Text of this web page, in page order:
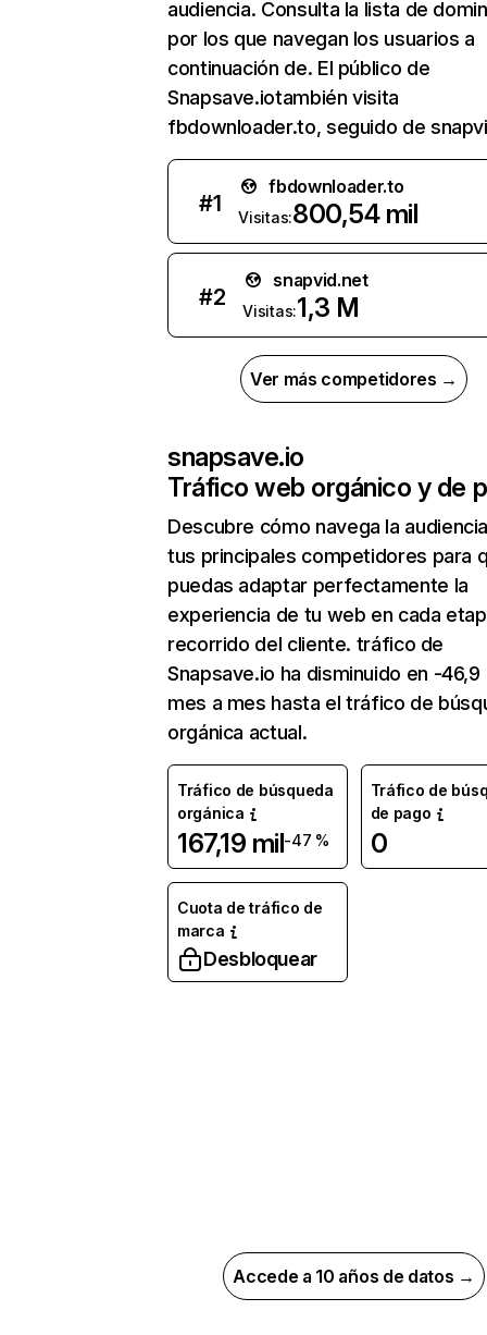
audiencia. Consulta la lista de
por los que navegan los usuarios a
continuación de. El público de
Snapsave.iotambién visita
fbdownloader.to, seguido de
#1
fbdownloader.to
Visitas:800,54 mil
#2
snapvid.net
Visitas:1,3 M
Ver más competidores →
snapsave.io
Tráfico web orgánico y de
Descubre cómo navega la
tus principales competidores para
puedas adaptar perfectamente la
experiencia de tu web en cada
recorrido del cliente. tráfico de
Snapsave.io ha disminuido en -46,9
mes a mes hasta el tráfico de
orgánica actual.
Tráfico de búsqueda
orgánica
167,19 mil-47 %
Tráfico de
de pago
0
Cuota de tráfico de
marca
Desbloquear
Accede a 10 años de datos →